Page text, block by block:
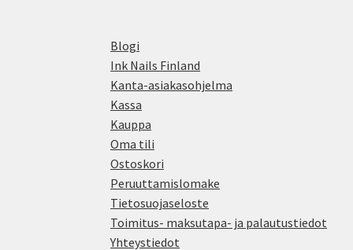
Blogi
Ink Nails Finland
Kanta-asiakasohjelma
Kassa
Kauppa
Oma tili
Ostoskori
Peruuttamislomake
Tietosuojaseloste
Toimitus- maksutapa- ja palautustiedot
Yhteystiedot